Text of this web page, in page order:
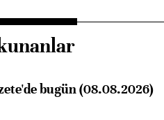
bugün (08.08.2026)